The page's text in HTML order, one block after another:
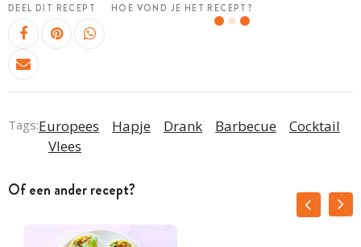
DEEL DIT RECEPT HOE VOND JE HET RECEPT?
Tags:Europees Hapje Drank Barbecue
Cocktail
Vlees
Of een ander recept?